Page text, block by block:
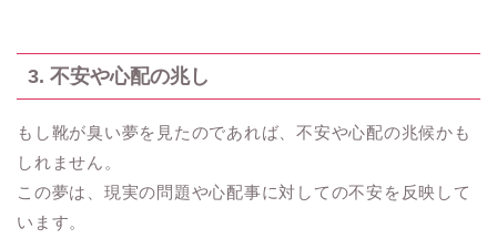
3. 不安や心配の兆し
もし靴が臭い夢を見たのであれば、不安や心配の兆候かも
しれません。
この夢は、現実の問題や心配事に対しての不安を反映して
います。